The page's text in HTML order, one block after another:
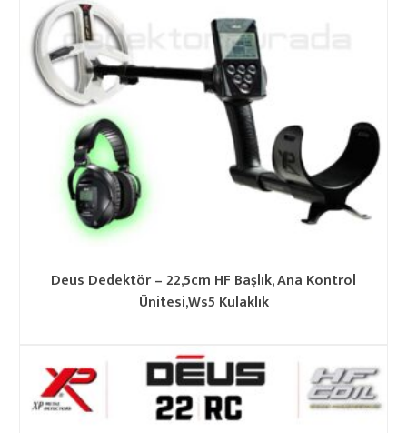
Deus Dedektör – 22,5cm HF Başlık, Ana Kontrol
Ünitesi,Ws5 Kulaklık